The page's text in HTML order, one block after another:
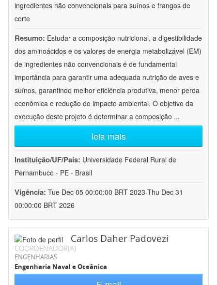
ingredientes não convencionais para suínos e frangos de
corte
Resumo: Estudar a composição nutricional, a digestibilidade
dos aminoácidos e os valores de energia metabolizável (EM)
de ingredientes não convencionais é de fundamental
importância para garantir uma adequada nutrição de aves e
suínos, garantindo melhor eficiência produtiva, menor perda
econômica e redução do impacto ambiental. O objetivo da
execução deste projeto é determinar a composição ...
leia mais
Instituição/UF/País: Universidade Federal Rural de
Pernambuco - PE - Brasil
Vigência: Tue Dec 05 00:00:00 BRT 2023-Thu Dec 31
00:00:00 BRT 2026
Carlos Daher Padovezi
COORDENADOR(A)
ENGENHARIAS
Engenharia Naval e Oceânica